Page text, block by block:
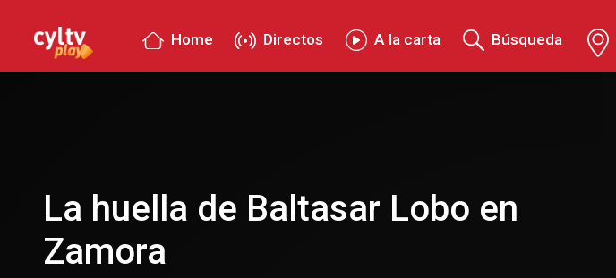
Home Directos A la carta Búsqueda
La huella de Baltasar Lobo en
Zamora